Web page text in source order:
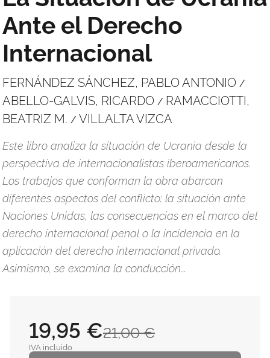
Ante el Derecho
Internacional
FERNÁNDEZ SÁNCHEZ, PABLO ANTONIO /
ABELLO-GALVIS, RICARDO / RAMACCIOTTI,
BEATRIZ M. / VILLALTA VIZCA
Este libro analiza la situación de Ucrania desde la
perspectiva de internacionalistas iberoamericanos.
Los trabajos que conforman la obra abarcan
diferentes aspectos del conflicto: la situación ante
Naciones Unidas, las consecuencias en el marco del
derecho internacional penal o la incidencia en la
aplicación del derecho internacional privado.
Asimismo, se examina la conducción...
21,00 €
19,95 €
IVA incluido